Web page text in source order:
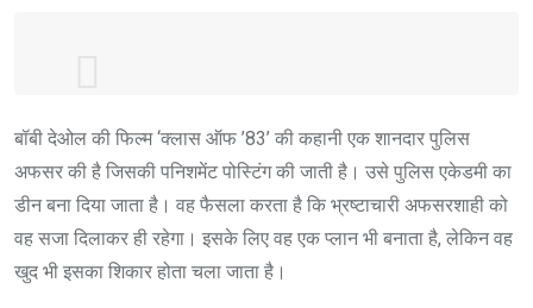
RELEASE DATE FINALIZED…
#ClassOf83
– produced by
#SRK
's Red Chillies –
premieres 21 Aug 2020 on
#Netflix…
#BobbyDeol
makes his digital debut with
this film… Directed by Atul Sabharwal…
बॉबी देओल की फिल्म ‘क्लास ऑफ ’83’ की कहानी एक शानदार पुलिस
अफसर की है जिसकी पनिशमेंट पोस्टिंग की जाती है। उसे पुलिस एकेडमी का
डीन बना दिया जाता है। वह फैसला करता है कि भ्रष्टाचारी अफसरशाही को
वह सजा दिलाकर ही रहेगा। इसके लिए वह एक प्लान भी बनाता है, लेकिन वह
खुद भी इसका शिकार होता चला जाता है।